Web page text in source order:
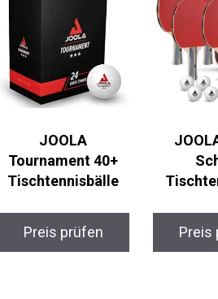
JOOLA
Tournament 40+
Tischtennisbälle
Preis prüfen Preis